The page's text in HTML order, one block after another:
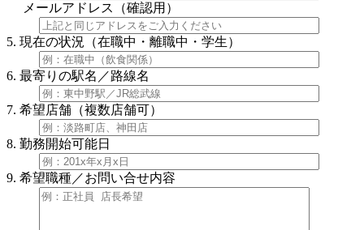
メールアドレス（確認用）
5. 現在の状況（在職中・離職中・学生）
6. 最寄りの駅名／路線名
7. 希望店舗（複数店舗可）
8. 勤務開始可能日
9. 希望職種／お問い合せ内容